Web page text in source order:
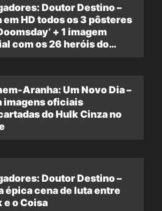
Doutor Destino –
em HD todos os 3 pôsteres
+ 1 imagem
com os 26 heróis do
Aranha: Um Novo Dia –
imagens oficiais
do Hulk Cinza no
Doutor Destino –
épica cena de luta entre
e o Coisa